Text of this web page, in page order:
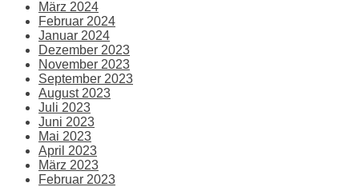
März 2024
Februar 2024
Januar 2024
Dezember 2023
November 2023
September 2023
August 2023
Juli 2023
Juni 2023
Mai 2023
April 2023
März 2023
Februar 2023